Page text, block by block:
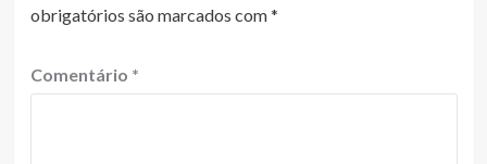
obrigatórios são marcados com*
Comentário *